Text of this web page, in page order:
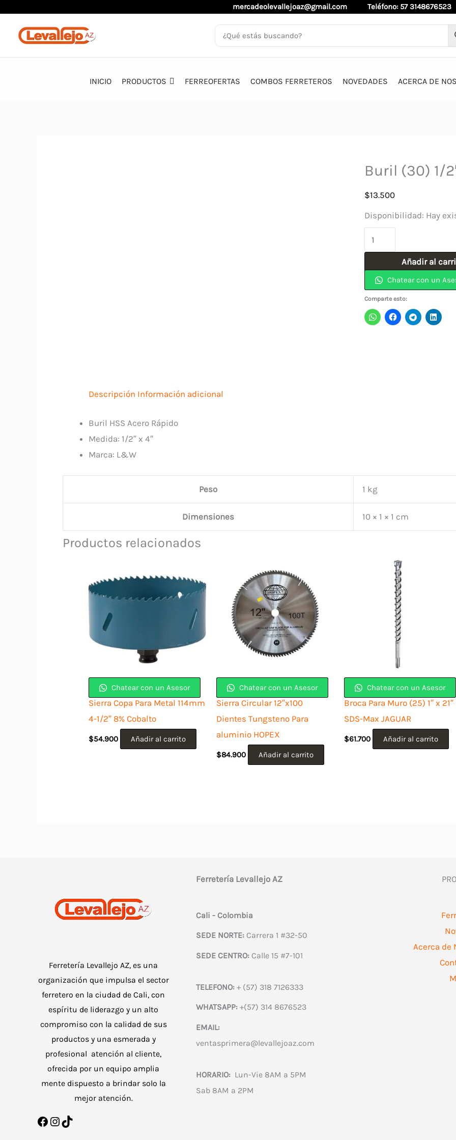
contenido
mercadeolevallejoaz@gmail.com Teléfono: 57 3148676523
INICIO PRODUCTOS FERREOFERTAS COMBOS FERRETEROS NOVEDADES ACERCA DE
Buril (30) 1/
$13.500
Disponibilidad: Hay
Buril
(30)
4"
Acero
Añadir al
Chatear con un
Comparte esto:
Descripción Información adicional
Buril HSS Acero Rápido
Medida: 1/2″ x 4″
Marca: L&W
Peso 1 kg
Dimensiones 10 × 1 × 1 cm
Productos relacionados
Chatear con un Asesor
Sierra Copa Para Metal 114mm
4-1/2″ 8% Cobalto
$54.900 Añadir al carrito
Chatear con un Asesor
Sierra Circular 12″x100
Dientes Tungsteno Para
aluminio HOPEX
$84.900 Añadir al carrito
Chatear con un Asesor
Broca Para Muro (25) 1″ x 21″
SDS-Max JAGUAR
$61.700 Añadir al carrito
Ferretería Levallejo AZ, es una
organización que impulsa el sector
ferretero en la ciudad de Cali, con
espíritu de liderazgo y un alto
compromiso con la calidad de sus
productos y una esmerada y
profesional atención al cliente,
ofrecida por un equipo amplia
mente dispuesto a brindar solo la
mejor atención.
Facebook
Instagram
TikTok
Ferretería Levallejo AZ
Cali - Colombia
SEDE NORTE:Carrera 1 #32-50
SEDE CENTRO:Calle 15 #7-101
TELEFONO:+ (57) 318 7126333
WHATSAPP:+(57) 314 8676523
EMAIL:
ventasprimera@levallejoaz.com
HORARIO:Lun-Vie 8AM a 5PM
Sab 8AM a 2PM
Acerca de